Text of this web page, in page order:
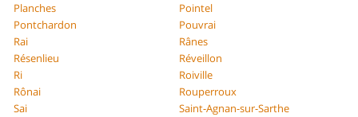
Planches
Pointel
Pontchardon
Pouvrai
Rai
Rânes
Résenlieu
Réveillon
Ri
Roiville
Rônai
Rouperroux
Sai
Saint-Agnan-sur-Sarthe